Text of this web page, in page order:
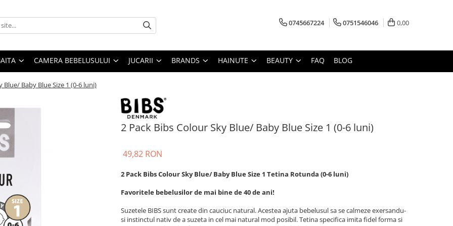
0745667224 0751546046 0,00
CAMERA BEBELUSULUI JUCARII BRANDS HAINUTE BEAUTY FAQ BLOG
Blue/ Baby Blue Size 1 (0-6 luni)
2 Pack Bibs Colour Sky Blue/ Baby Blue Size 1 (0-6 luni)
49,82 RON
2 Pack Bibs Colour Sky Blue/ Baby Blue Size 1 Tetina Rotunda (0-6 luni)
Favoritele bebelusilor de mai bine de 40 de ani!
Suzetele BIBS sunt create din cauciuc natural. Acestea ajuta bebelusul sa se calmeze exersandu-
si instinctul nativ de a suzeta in cel mai natural mod posibil. Tetina specifica imita fidel forma si